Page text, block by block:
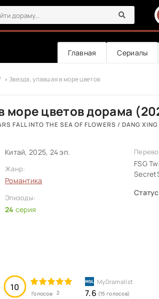
Главная Сериалы
» Звезда, упавшая в море цветов
море цветов дорама
FALL INTO THE SEA OF FLOWERS / DANG
Китай, 2025, 24 эп.
Жанр:
Романтика
Эпизоды:
24 серия
10
Голосов: 2 7.6 (15 голосов)
FSG